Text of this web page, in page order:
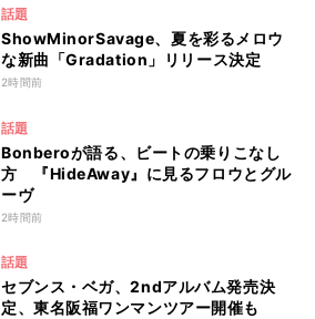
話題
ShowMinorSavage、夏を彩るメロウ
な新曲「Gradation」リリース決定
2時間前
話題
Bonberoが語る、ビートの乗りこなし
方 『HideAway』に見るフロウとグル
ーヴ
2時間前
話題
セブンス・ベガ、2ndアルバム発売決
定、東名阪福ワンマンツアー開催も